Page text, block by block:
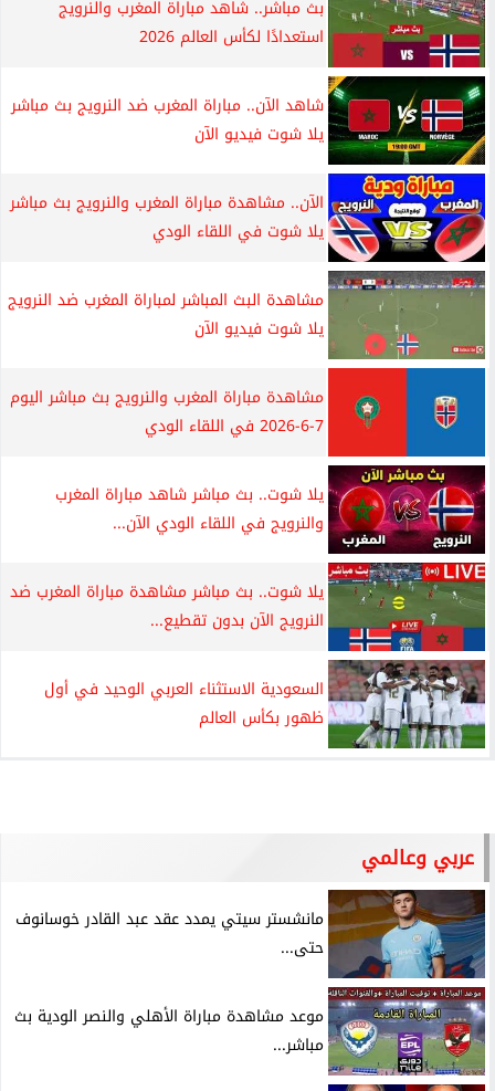
بث مباشر.. شاهد مباراة المغرب والنرويج
استعدادًا لكأس العالم 2026
شاهد الآن.. مباراة المغرب ضد النرويج بث مباشر
يلا شوت فيديو الآن
الآن.. مشاهدة مباراة المغرب والنرويج بث مباشر
يلا شوت في اللقاء الودي
مشاهدة البث المباشر لمباراة المغرب ضد النرويج
يلا شوت فيديو الآن
مشاهدة مباراة المغرب والنرويج بث مباشر اليوم
7-6-2026 في اللقاء الودي
يلا شوت.. بث مباشر شاهد مباراة المغرب
والنرويج في اللقاء الودي الآن...
يلا شوت.. بث مباشر مشاهدة مباراة المغرب ضد
النرويج الآن بدون تقطيع...
السعودية الاستثناء العربي الوحيد في أول
ظهور بكأس العالم
عربي وعالمي
مانشستر سيتي يمدد عقد عبد القادر خوسانوف
حتى...
موعد مشاهدة مباراة الأهلي والنصر الودية بث
مباشر...